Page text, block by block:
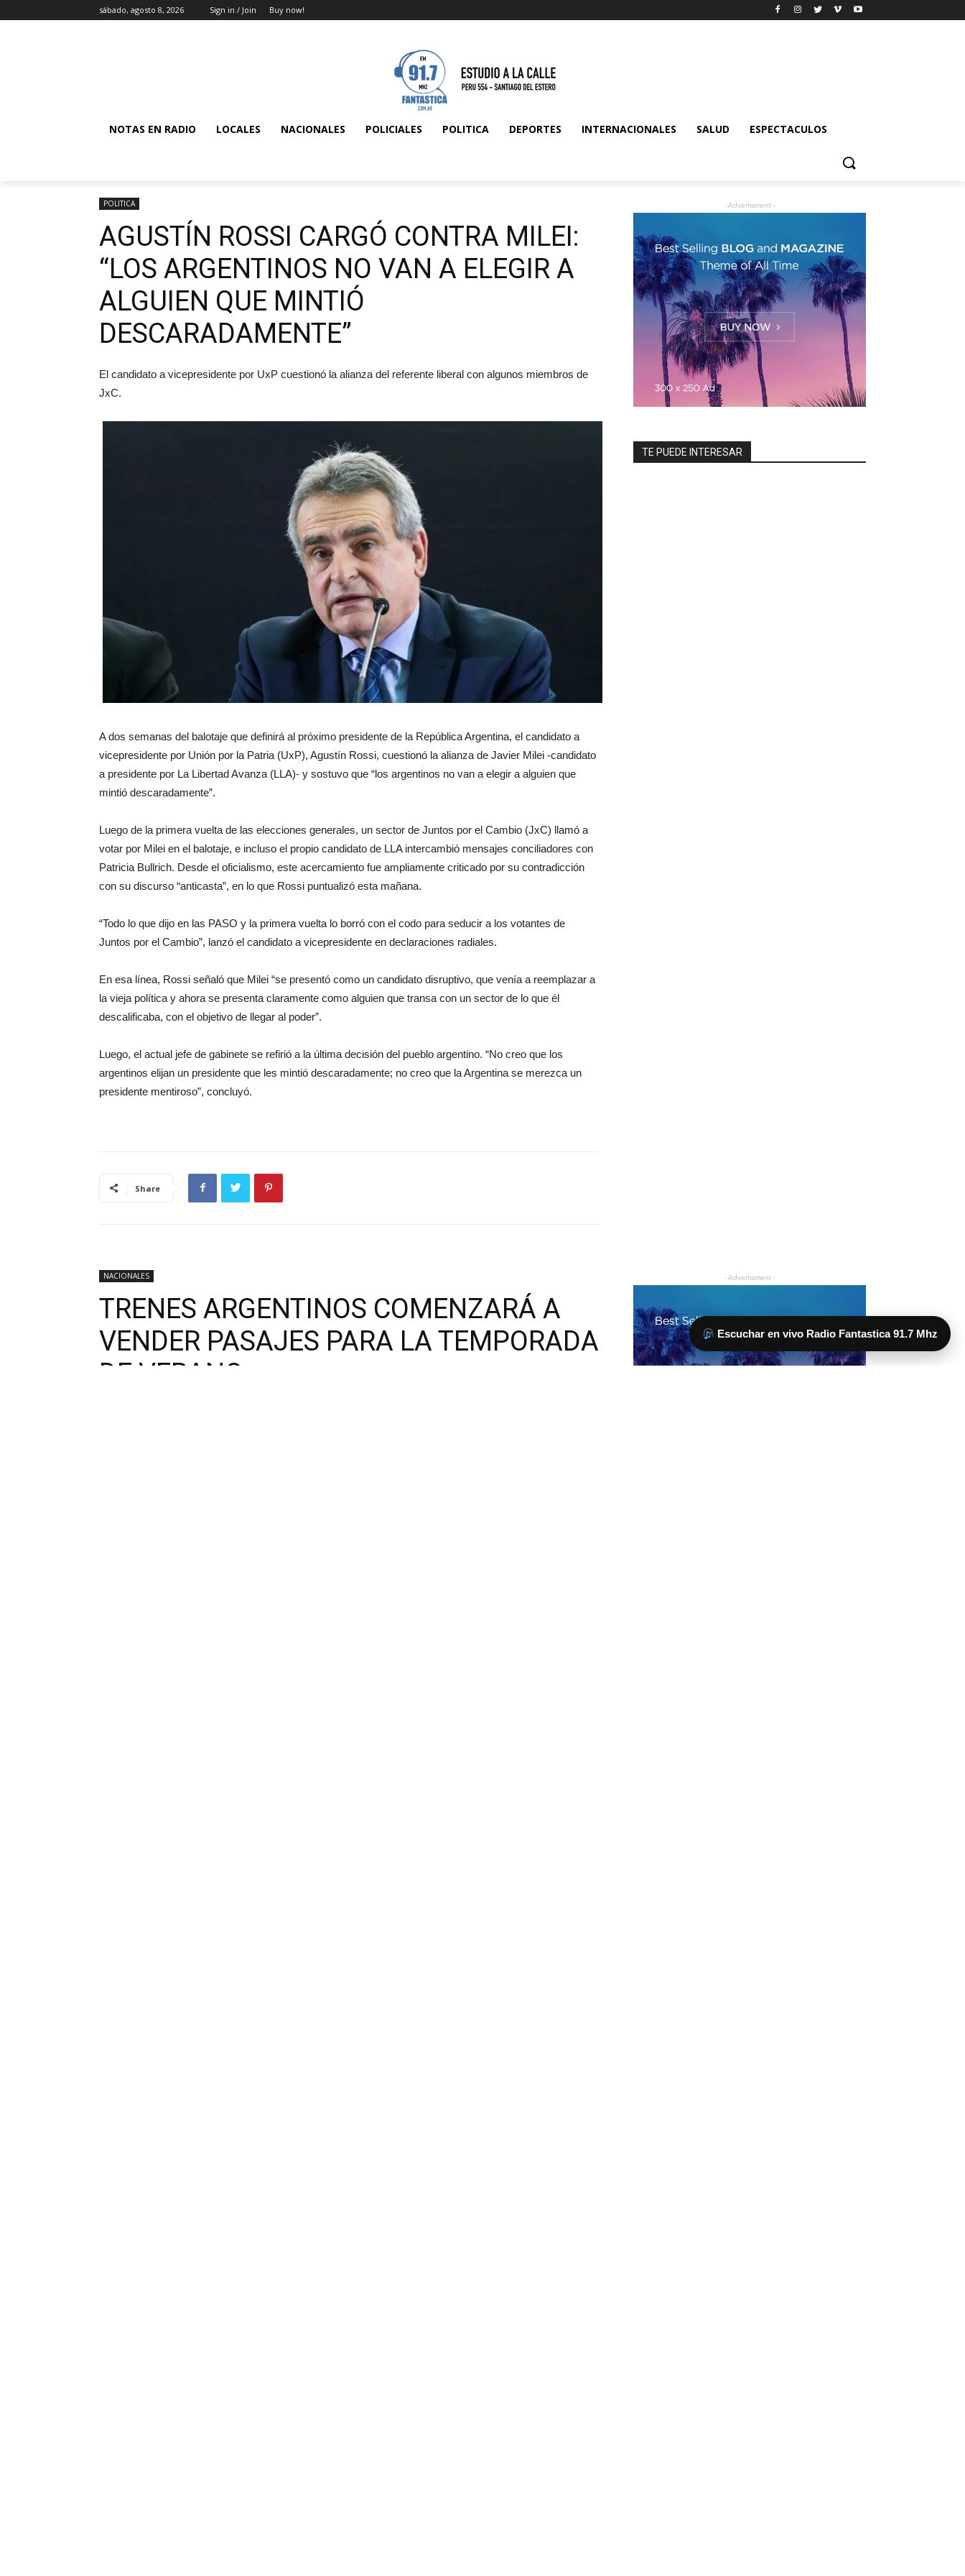
Escuchar en vivo Radio Fantastica 91.7 Mhz
sábado, agosto 8, 2026 Sign in / Join Buy now!
NOTAS EN RADIO LOCALES NACIONALES POLICIALES POLITICA DEPORTES INTERNACIONALES SALUD ESPECTACULOS
POLITICA
AGUSTÍN ROSSI CARGÓ CONTRA MILEI:
“LOS ARGENTINOS NO VAN A ELEGIR A
ALGUIEN QUE MINTIÓ
DESCARADAMENTE”
El candidato a vicepresidente por UxP cuestionó la alianza del referente liberal con algunos miembros de
JxC.
A dos semanas del balotaje que definirá al próximo presidente de la República Argentina, el candidato a
vicepresidente por Unión por la Patria (UxP), Agustín Rossi, cuestionó la alianza de Javier Milei -candidato
a presidente por La Libertad Avanza (LLA)- y sostuvo que “los argentinos no van a elegir a alguien que
mintió descaradamente”.
Luego de la primera vuelta de las elecciones generales, un sector de Juntos por el Cambio (JxC) llamó a
votar por Milei en el balotaje, e incluso el propio candidato de LLA intercambió mensajes conciliadores con
Patricia Bullrich. Desde el oficialismo, este acercamiento fue ampliamente criticado por su contradicción
con su discurso “anticasta”, en lo que Rossi puntualizó esta mañana.
“Todo lo que dijo en las PASO y la primera vuelta lo borró con el codo para seducir a los votantes de
Juntos por el Cambio”, lanzó el candidato a vicepresidente en declaraciones radiales.
En esa línea, Rossi señaló que Milei “se presentó como un candidato disruptivo, que venía a reemplazar a
la vieja política y ahora se presenta claramente como alguien que transa con un sector de lo que él
descalificaba, con el objetivo de llegar al poder”.
Luego, el actual jefe de gabinete se refirió a la última decisión del pueblo argentino. “No creo que los
argentinos elijan un presidente que les mintió descaradamente; no creo que la Argentina se merezca un
presidente mentiroso”, concluyó.
Share
- Advertisment -
TE PUEDE INTERESAR